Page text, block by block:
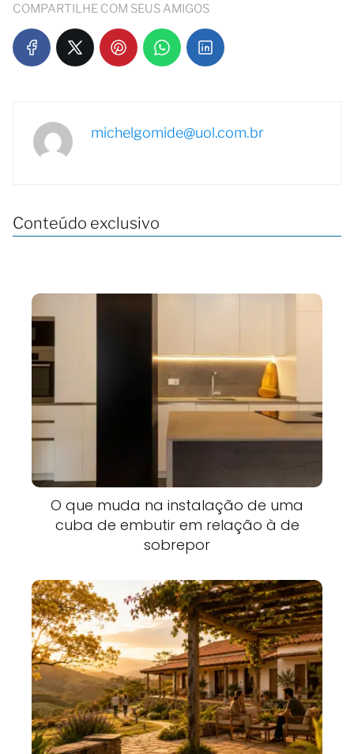
COMPARTILHE COM SEUS AMIGOS
michelgomide@uol.com.br
Conteúdo exclusivo
O que muda na instalação de uma
cuba de embutir em relação à de
sobrepor